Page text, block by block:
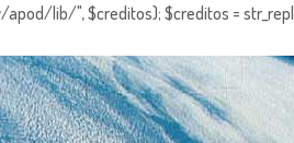
lib/", $creditos); $creditos =